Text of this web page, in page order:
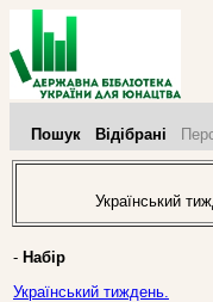
Пошук Відібрані
Український
- Набір
Український тиждень.